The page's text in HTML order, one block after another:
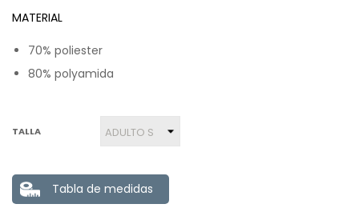
MATERIAL
70% poliester
80% polyamida
TALLA
Tabla de medidas